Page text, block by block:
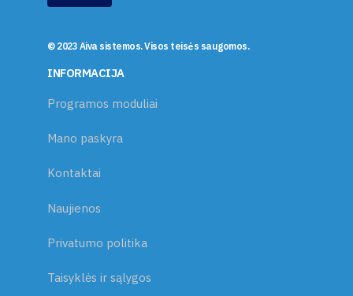
© 2023 Aiva sistemos. Visos teisės saugomos.
INFORMACIJA
Programos moduliai
Mano paskyra
Kontaktai
Naujienos
Privatumo politika
Taisyklės ir sąlygos